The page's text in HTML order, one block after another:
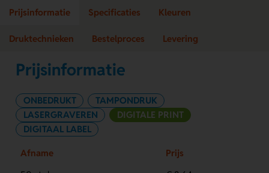
Prijsinformatie Specificaties Kleuren
Druktechnieken Bestelproces Levering
Prijsinformatie
ONBEDRUKT
TAMPONDRUK
LASERGRAVEREN
DIGITALE PRINT
DIGITAAL LABEL
Afname
Prijs